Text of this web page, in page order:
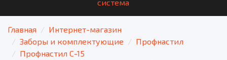
система
Главная
Интернет-магазин
Заборы и комплектующие
Профнастил
Профнастил C-15